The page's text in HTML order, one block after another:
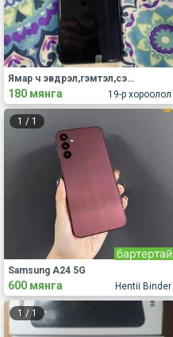
19-р хороолол
Ямар ч эвдрэл,гэмтэл,сэвгүй Samsung Galaxy A750N утас зарна.
180 мянга
1 / 1
бартертай
Hentii Binder
Samsung A24 5G
600 мянга
1/ 1